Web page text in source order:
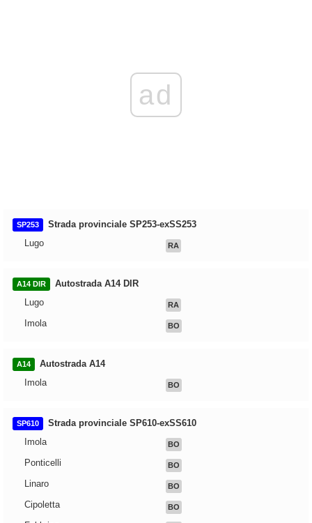
ad
SP253
Strada provinciale SP253-exSS253
Lugo
RA
A14 DIR
Autostrada A14 DIR
Lugo
RA
Imola BO
A14
Autostrada A14
Imola
BO
SP610
Strada provinciale SP610-exSS610
Imola
BO
Ponticelli BO
Linaro BO
Cipoletta BO